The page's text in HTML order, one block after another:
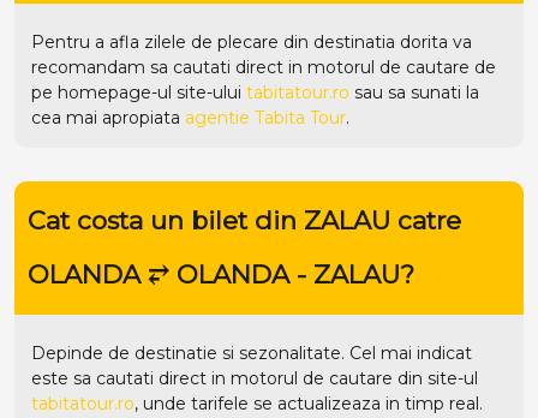
Pentru a afla zilele de plecare din destinatia dorita va
recomandam sa cautati direct in motorul de cautare de
pe homepage-ul site-ului tabitatour.ro sau sa sunati la
cea mai apropiata agentie Tabita Tour.
Cat costa un bilet din ZALAU catre
OLANDA ⥂ OLANDA - ZALAU?
Depinde de destinatie si sezonalitate. Cel mai indicat
este sa cautati direct in motorul de cautare din site-ul
tabitatour.ro, unde tarifele se actualizeaza in timp real.